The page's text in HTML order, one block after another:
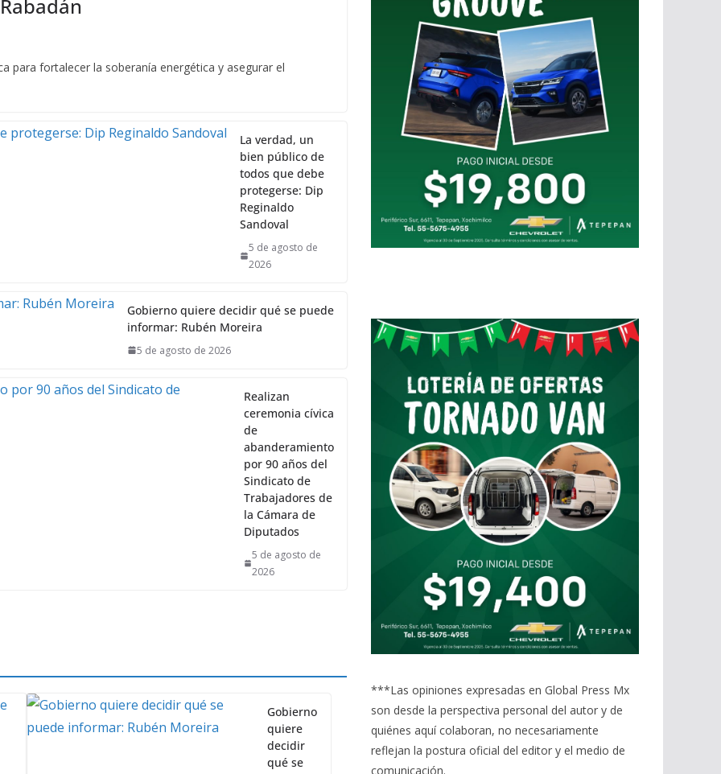
todos que debe
protegerse: Dip
Reginaldo
Sandoval
5 de agosto de
2026
Gobierno quiere decidir qué se puede
5 de agosto de 2026
abanderamiento
por 90 años del
Sindicato de
Trabajadores de
la Cámara de
Diputados
5 de agosto de
2026
decidir
qué se
puede
informar:
***Las opiniones expresadas en Global Press Mx
quiénes aquí colaboran, no necesariamente
reflejan la postura oficial del editor y el medio de
comunicación.